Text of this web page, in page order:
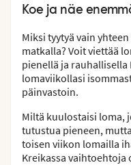
Koe ja näe
Miksi tyytyä vain
matkalla? Voit viettää
pienellä ja
lomaviikollasi
päinvastoin.
Miltä kuulostaisi loma,
tutustua pieneen,
toisen viikon lomailla
Kreikassa vaihtoehtoja